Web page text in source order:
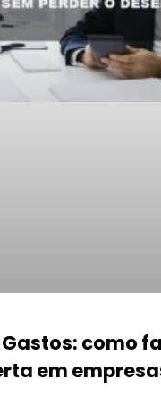
como
em